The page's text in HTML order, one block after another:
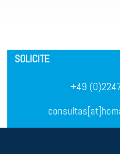
SOLICITE
+49